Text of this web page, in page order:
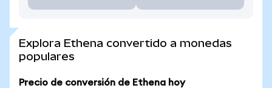
Explora Ethena convertido a monedas
populares
Precio de conversión de Ethena hoy